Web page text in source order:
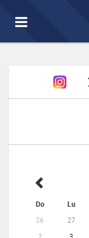
Toggle
navigation
Do Lu
26 27